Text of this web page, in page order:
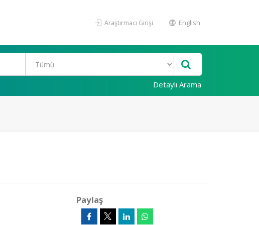
Araştırmacı Girişi English
Detaylı Arama
Paylaş